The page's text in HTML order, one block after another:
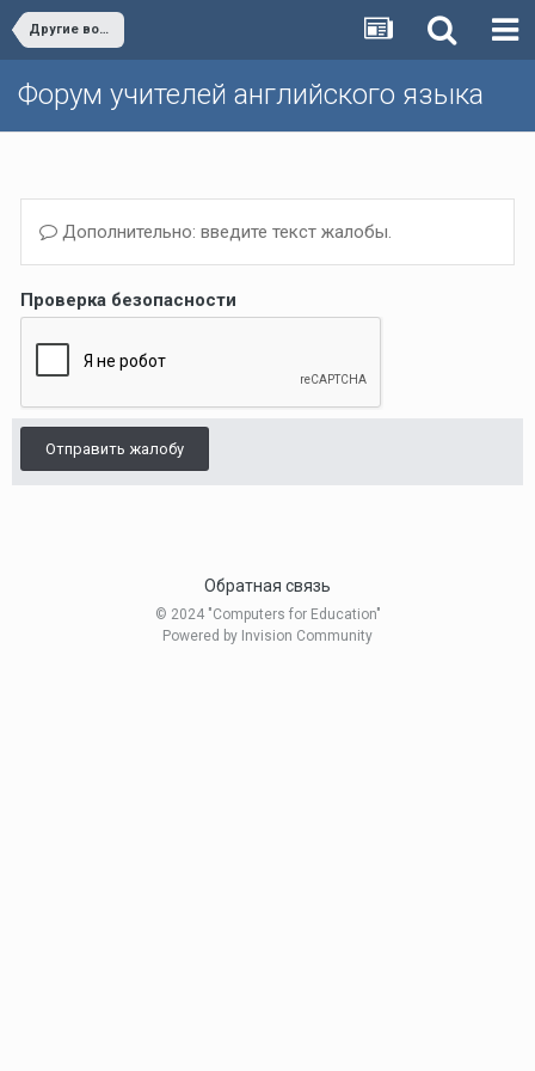
Другие вопросы (Темы, не вошедшие в другие разделы)/Other issues
Форум учителей английского языка
Дополнительно: введите текст жалобы.
Проверка безопасности
Отправить жалобу
Обратная связь
© 2024 "Computers for Education"
Powered by Invision Community